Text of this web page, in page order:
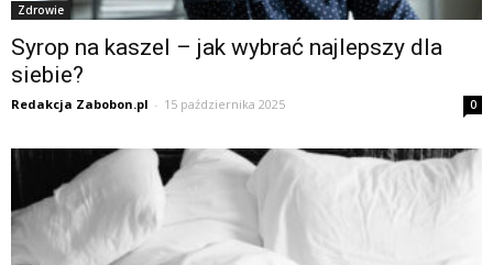
Zdrowie
Syrop na kaszel – jak wybrać najlepszy dla
siebie?
Redakcja Zabobon.pl - 15 października 2025 0